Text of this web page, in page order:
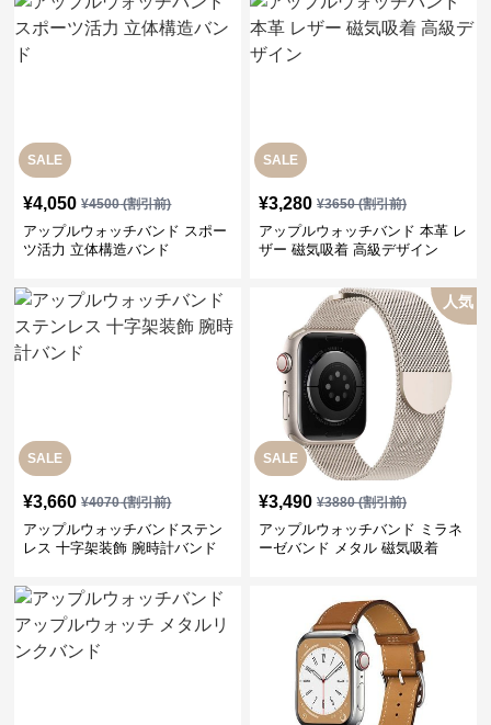
SALE
¥4,050 ¥4500(割引前)
アップルウォッチバンド スポー
ツ活力 立体構造バンド
SALE
¥3,280 ¥3650(割引前)
アップルウォッチバンド 本革 レ
ザー 磁気吸着 高級デザイン
SALE
¥3,660 ¥4070(割引前)
アップルウォッチバンドステン
レス 十字架装飾 腕時計バンド
SALE
人気
¥3,490 ¥3880(割引前)
アップルウォッチバンド ミラネ
ーゼバンド メタル 磁気吸着